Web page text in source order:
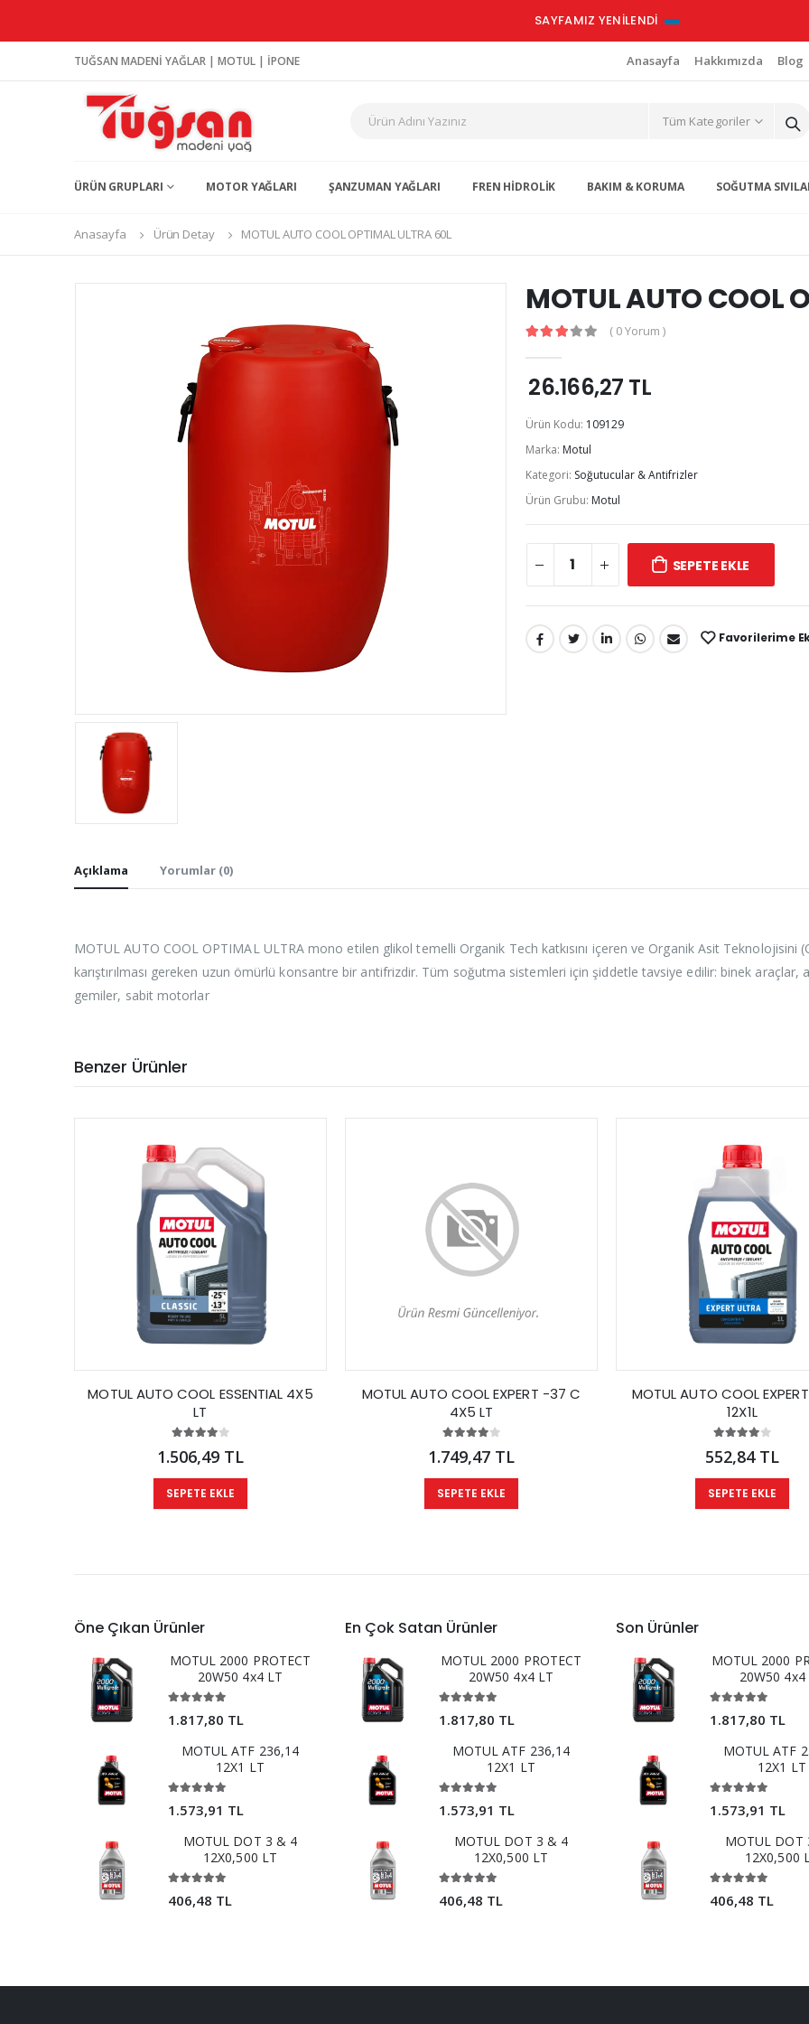
SAYFAMIZ YENİLENDİ
TUĞSAN MADENİ YAĞLAR | MOTUL | İPONE Anasayfa Hakkımızda Blog
ÜRÜN GRUPLARI MOTOR YAĞLARI ŞANZUMAN YAĞLARI FREN HİDROLİK BAKIM & KORUMA SOĞUTMA
Anasayfa Ürün Detay MOTUL AUTO COOL OPTIMAL ULTRA 60L
MOTUL AUTO COOL
( 0 Yorum )
26.166,27 TL
Ürün Kodu: 109129
Marka: Motul
Kategori: Soğutucular & Antifrizler
Ürün Grubu: Motul
SEPETE EKLE
Paylaş: Favorilerime
Açıklama Yorumlar (0)
MOTUL AUTO COOL OPTIMAL ULTRA mono etilen glikol temelli Organik Tech katkısını içeren ve Organik Asit Teknolojisini
karıştırılması gereken uzun ömürlü konsantre bir antifrizdir. Tüm soğutma sistemleri için şiddetle tavsiye edilir: binek araçlar,
gemiler, sabit motorlar
Benzer Ürünler
MOTUL AUTO COOL ESSENTIAL 4X5
LT
1.506,49 TL
SEPETE EKLE
MOTUL AUTO COOL EXPERT -37 C
4X5 LT
1.749,47 TL
SEPETE EKLE
MOTUL AUTO COOL
12X1L
552,84 TL
SEPETE EKLE
Öne Çıkan Ürünler
MOTUL 2000 PROTECT
20W50 4x4 LT
1.817,80 TL
MOTUL ATF 236,14
12X1 LT
1.573,91 TL
MOTUL DOT 3 & 4
12X0,500 LT
406,48 TL
En Çok Satan Ürünler
MOTUL 2000 PROTECT
20W50 4x4 LT
1.817,80 TL
MOTUL ATF 236,14
12X1 LT
1.573,91 TL
MOTUL DOT 3 & 4
12X0,500 LT
406,48 TL
Son Ürünler
MOTUL 2000
20W50 4x4
1.817,80 TL
MOTUL ATF
12X1 LT
1.573,91 TL
MOTUL DOT
12X0,500
406,48 TL